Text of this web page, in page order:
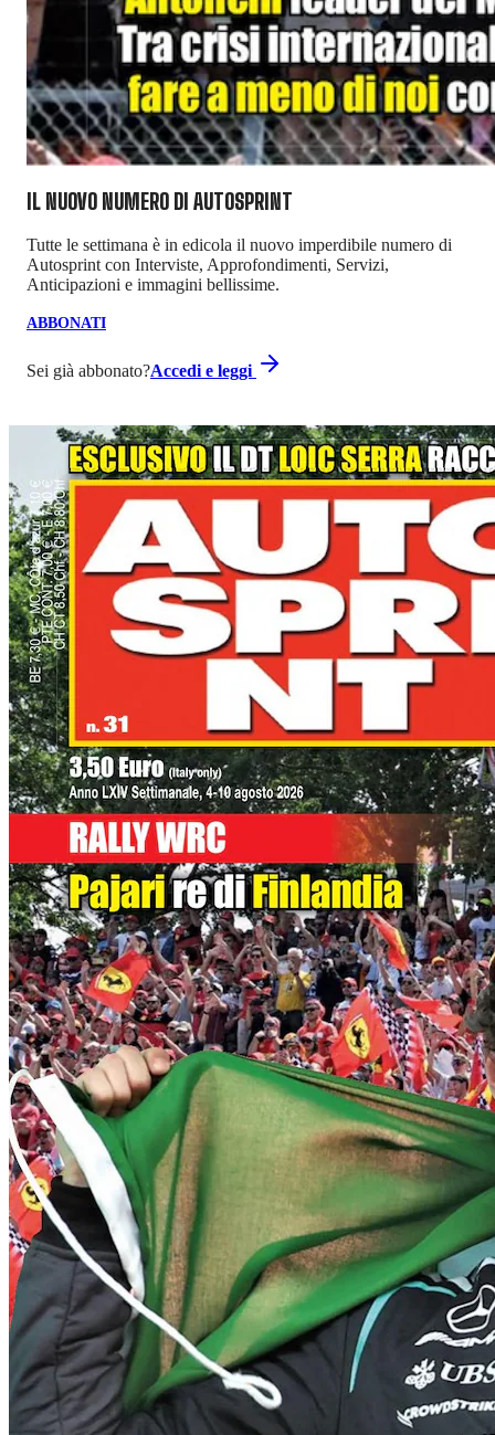
IL NUOVO NUMERO DI AUTOSPRINT
Tutte le settimana è in edicola il nuovo imperdibile numero di
Autosprint con Interviste, Approfondimenti, Servizi,
Anticipazioni e immagini bellissime.
ABBONATI
Sei già abbonato?Accedi e leggi